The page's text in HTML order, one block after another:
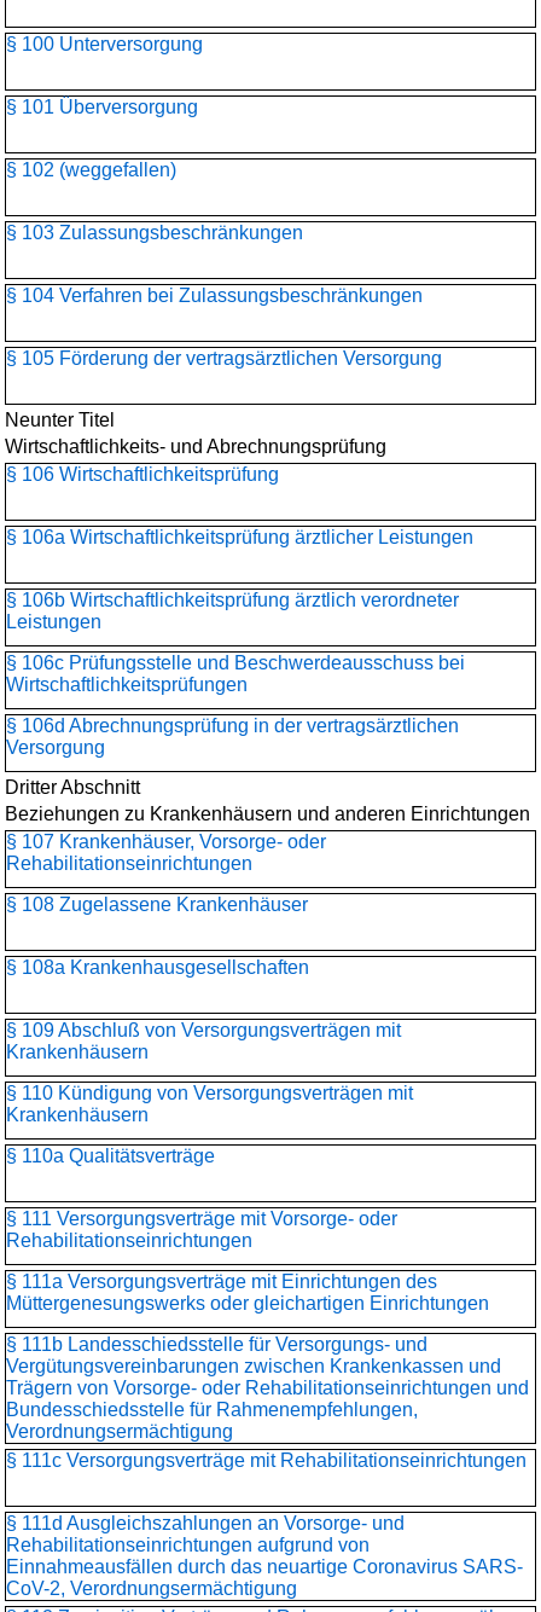
§ 100 Unterversorgung
§ 101 Überversorgung
§ 102 (weggefallen)
§ 103 Zulassungsbeschränkungen
§ 104 Verfahren bei Zulassungsbeschränkungen
§ 105 Förderung der vertragsärztlichen Versorgung
Neunter Titel
Wirtschaftlichkeits- und Abrechnungsprüfung
§ 106 Wirtschaftlichkeitsprüfung
§ 106a Wirtschaftlichkeitsprüfung ärztlicher Leistungen
§ 106b Wirtschaftlichkeitsprüfung ärztlich verordneter
Leistungen
§ 106c Prüfungsstelle und Beschwerdeausschuss bei
Wirtschaftlichkeitsprüfungen
§ 106d Abrechnungsprüfung in der vertragsärztlichen
Versorgung
Dritter Abschnitt
Beziehungen zu Krankenhäusern und anderen Einrichtungen
§ 107 Krankenhäuser, Vorsorge- oder
Rehabilitationseinrichtungen
§ 108 Zugelassene Krankenhäuser
§ 108a Krankenhausgesellschaften
§ 109 Abschluß von Versorgungsverträgen mit
Krankenhäusern
§ 110 Kündigung von Versorgungsverträgen mit
Krankenhäusern
§ 110a Qualitätsverträge
§ 111 Versorgungsverträge mit Vorsorge- oder
Rehabilitationseinrichtungen
§ 111a Versorgungsverträge mit Einrichtungen des
Müttergenesungswerks oder gleichartigen Einrichtungen
§ 111b Landesschiedsstelle für Versorgungs- und
Vergütungsvereinbarungen zwischen Krankenkassen und
Trägern von Vorsorge- oder Rehabilitationseinrichtungen und
Bundesschiedsstelle für Rahmenempfehlungen,
Verordnungsermächtigung
§ 111c Versorgungsverträge mit Rehabilitationseinrichtungen
§ 111d Ausgleichszahlungen an Vorsorge- und
Rehabilitationseinrichtungen aufgrund von
Einnahmeausfällen durch das neuartige Coronavirus SARS-
CoV-2, Verordnungsermächtigung